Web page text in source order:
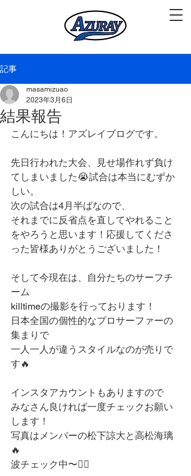
記事
結果報告
masamizuao
2023年3月6日
こんにちは！アズレイブログです。
先日行われた大会、見せ場作れず負け
てしまいました😭試合は本当にむずか
しい。
次の試合は4月半ばなので、
それまでに反省点を直してやれること
をやろうと思います！応援してくださ
った皆様ありがとうございました！
そして今現在は、自分たちのサーフチ
ーム
killtimeの撮影を行っております！
日本全国の個性的なプロサーファーの
集まりで
一人一人が違うスタイルなのが売りで
す🔥
インスタアカウントもありますので
みなさん良ければ一度チェックお願い
します！
写真はメンバーの松下諒大と高松海璃
🔥
波チェック中〜🏄‍♂️